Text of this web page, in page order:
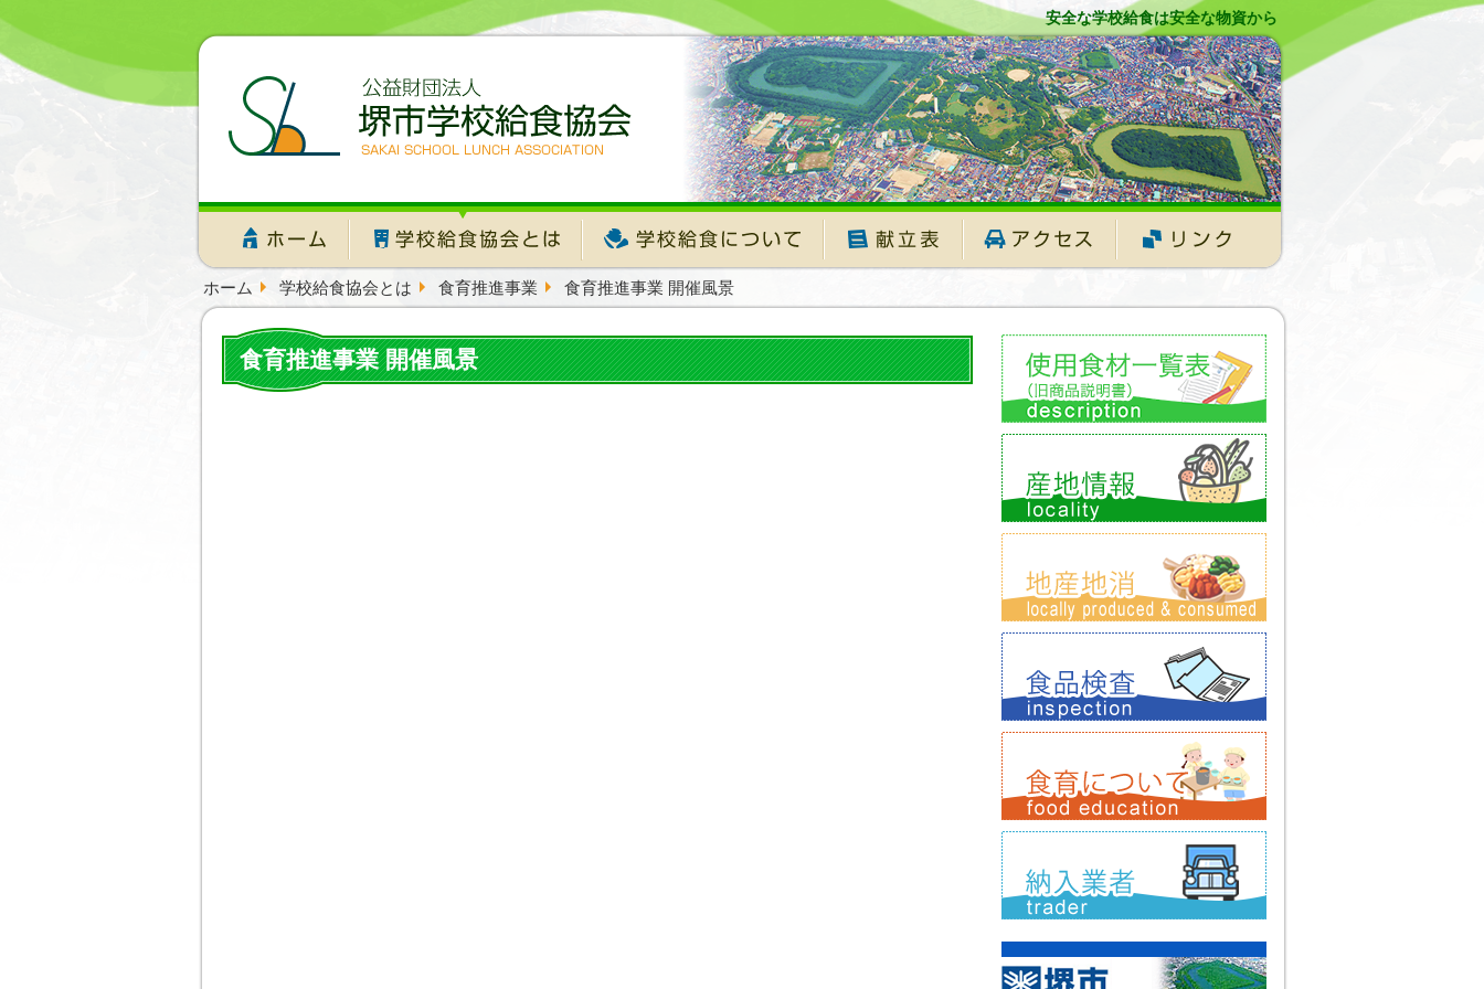
安全な学校給食は安全な物資から
ホーム 学校給食協会とは 食育推進事業 食育推進事業 開催風景
食育推進事業 開催風景